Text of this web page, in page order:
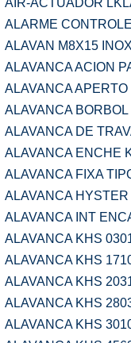
AIR-ACTUADOR
ALARME
ALAVAN M8X15
ALAVANCA ACION
ALAVANCA
ALAVANCA
ALAVANCA DE
ALAVANCA ENCHE
ALAVANCA FIXA
ALAVANCA
ALAVANCA INT
ALAVANCA KHS
ALAVANCA KHS
ALAVANCA KHS
ALAVANCA KHS
ALAVANCA KHS